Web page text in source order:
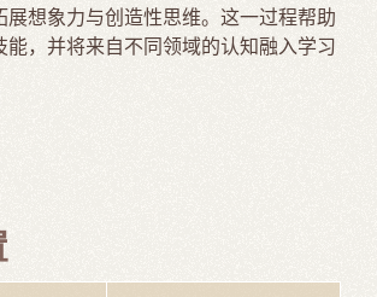
展想象力与创造性思维。这一过程帮助
能，并将来自不同领域的认知融入学习